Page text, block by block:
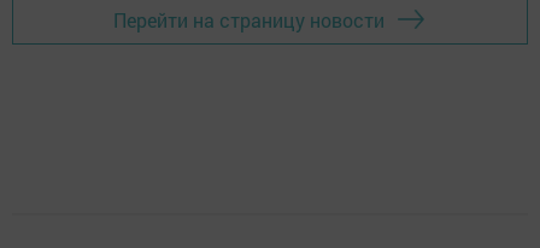
Перейти на страницу новости